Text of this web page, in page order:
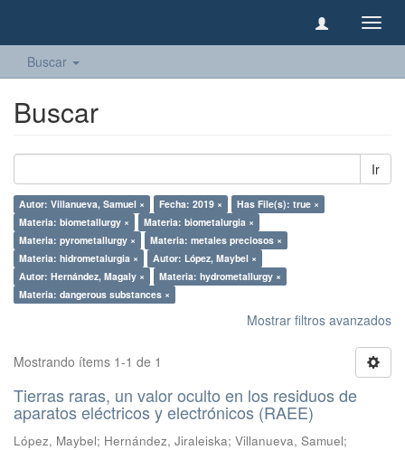
Buscar
Buscar
Ir
Autor: Villanueva, Samuel × Fecha: 2019 ×
Has File(s): true ×
Materia: biometallurgy ×
Materia: biometalurgia ×
Materia: pyrometallurgy ×
Materia: metales preciosos ×
Materia: hidrometalurgia ×
Autor: López, Maybel ×
Autor: Hernández, Magaly ×
Materia: hydrometallurgy ×
Materia: dangerous substances ×
Mostrar filtros avanzados
Mostrando ítems 1-1 de 1
Tierras raras, un valor oculto en los residuos de
aparatos eléctricos y electrónicos (RAEE)
López, Maybel; Hernández, Jiraleiska; Villanueva, Samuel;